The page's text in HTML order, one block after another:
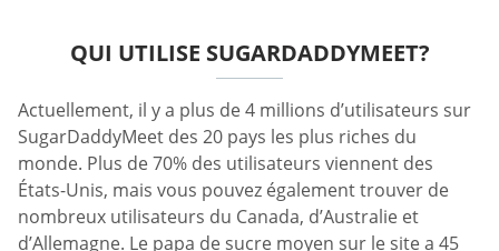
QUI UTILISE SUGARDADDYMEET?
Actuellement, il y a plus de 4 millions d’utilisateurs sur
SugarDaddyMeet des 20 pays les plus riches du
monde. Plus de 70% des utilisateurs viennent des
États-Unis, mais vous pouvez également trouver de
nombreux utilisateurs du Canada, d’Australie et
d’Allemagne. Le papa de sucre moyen sur le site a 45